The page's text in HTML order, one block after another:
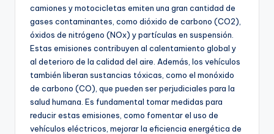
camiones y motocicletas emiten una gran cantidad de
gases contaminantes, como dióxido de carbono (CO2),
óxidos de nitrógeno (NOx) y partículas en suspensión.
Estas emisiones contribuyen al calentamiento global y
al deterioro de la calidad del aire. Además, los vehículos
también liberan sustancias tóxicas, como el monóxido
de carbono (CO), que pueden ser perjudiciales para la
salud humana. Es fundamental tomar medidas para
reducir estas emisiones, como fomentar el uso de
vehículos eléctricos, mejorar la eficiencia energética de